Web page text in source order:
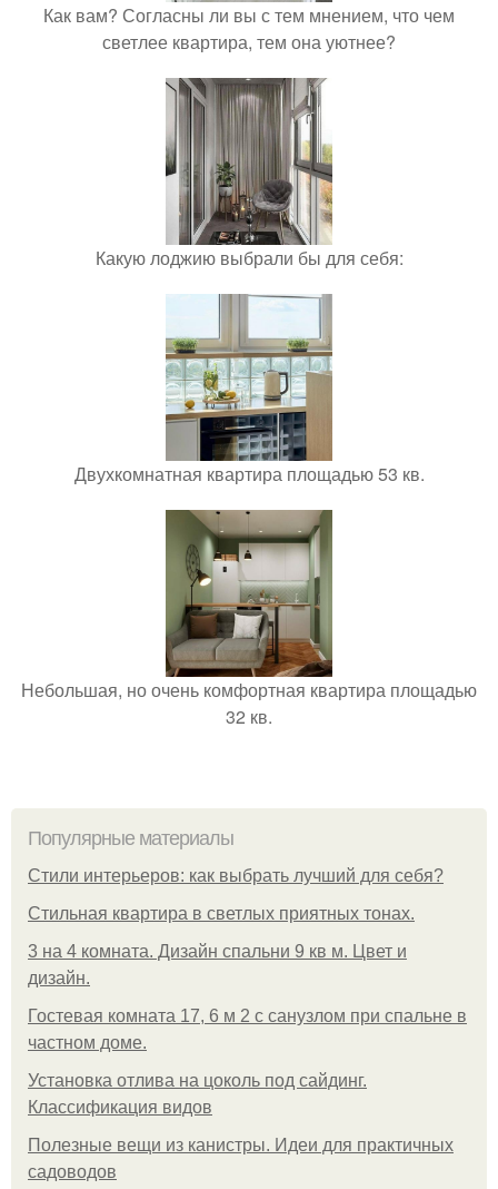
Как вам? Согласны ли вы с тем мнением, что чем
светлее квартира, тем она уютнее?
Какую лоджию выбрали бы для себя:
Двухкомнатная квартира площадью 53 кв.
Небольшая, но очень комфортная квартира площадью
32 кв.
Популярные материалы
Стили интерьеров: как выбрать лучший для себя?
Стильная квартира в светлых приятных тонах.
3 на 4 комната. Дизайн спальни 9 кв м. Цвет и
дизайн.
Гостевая комната 17, 6 м 2 с санузлом при спальне в
частном доме.
Установка отлива на цоколь под сайдинг.
Классификация видов
Полезные вещи из канистры. Идеи для практичных
садоводов